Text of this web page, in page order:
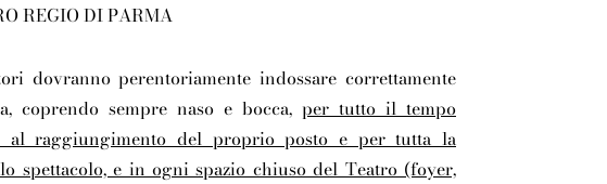
REGIO DI PARMA
dovranno perentoriamente indossare correttamente
coprendo sempre naso e bocca, per tutto il tempo
al raggiungimento del proprio posto e per tutta la
spettacolo, e in ogni spazio chiuso del Teatro (foyer,